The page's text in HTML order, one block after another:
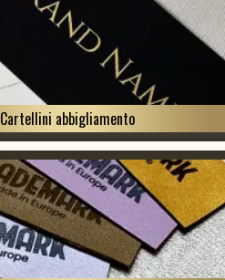
Cartellini abbigliamento